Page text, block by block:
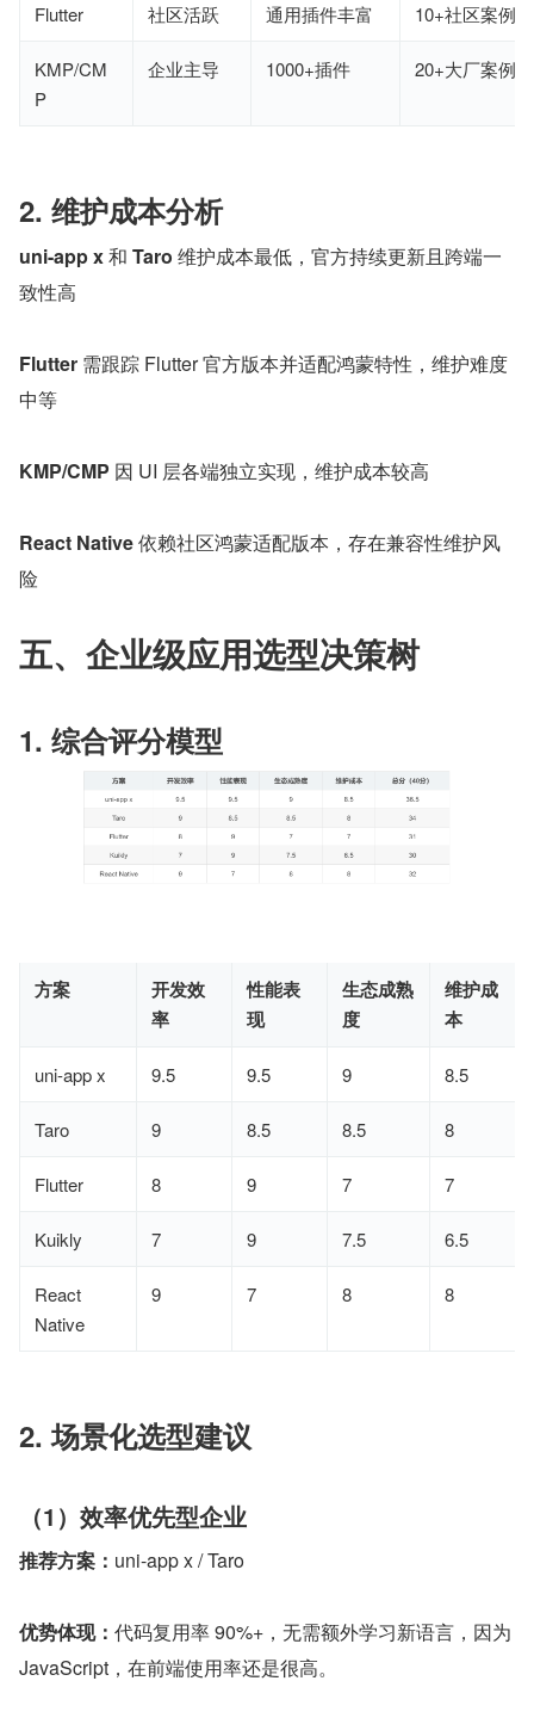
Flutter 社区活跃 通用插件丰富 10+社区案例
KMP/CM
P
企业主导 1000+插件 20+大厂案例
2. 维护成本分析
uni-app x 和 Taro 维护成本最低，官方持续更新且跨端一
致性高
Flutter 需跟踪 Flutter 官方版本并适配鸿蒙特性，维护难度
中等
KMP/CMP 因 UI 层各端独立实现，维护成本较高
React Native 依赖社区鸿蒙适配版本，存在兼容性维护风
险
五、企业级应用选型决策树
1. 综合评分模型
方案
开发效
率
性能表
现
生态成熟
度
维护成
本
uni-app x 9.5 9.5 9 8.5
Taro 9 8.5 8.5 8
Flutter 8 9 7 7
Kuikly 7 9 7.5 6.5
React
Native
9 7 8 8
2. 场景化选型建议
（1）效率优先型企业
推荐方案： uni-app x / Taro
优势体现： 代码复用率 90%+，无需额外学习新语言，因为
JavaScript，在前端使用率还是很高。